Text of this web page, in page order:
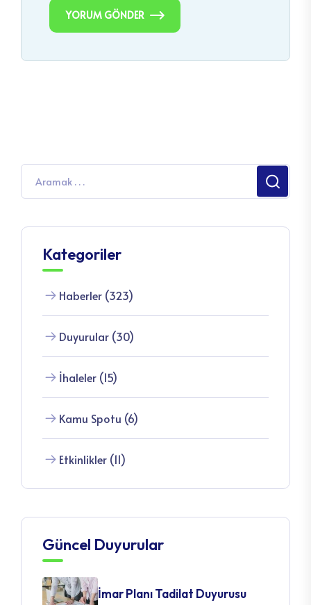
YORUM GÖNDER
Kategoriler
Haberler (323)
Duyurular (30)
İhaleler (15)
Kamu Spotu (6)
Etkinlikler (11)
Güncel Duyurular
İmar Planı Tadilat Duyurusu